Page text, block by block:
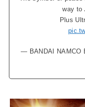
way to
Plus
— BANDAI NAMCO